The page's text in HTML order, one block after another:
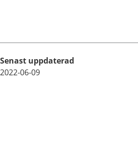
Senast uppdaterad
2022-06-09